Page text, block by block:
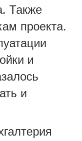
Также
проекта.
и
и